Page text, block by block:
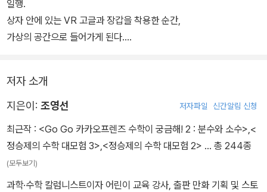
일행.
상자 안에 있는 VR 고글과 장갑을 착용한 순간,
가상의 공간으로 들어가게 된다.
저자 소개
지은이: 조영선 저자파일 신간알림 신청
최근작 : <Go Go 카카오프렌즈 수학이 궁금해! 2 : 분수와 소수>,<
정승제의 수학 대모험 3>,<정승제의 수학 대모험 2> … 총 244종
(모두보기)
과학·수학 칼럼니스트이자 어린이 교육 강사, 출판 만화 기획 및 스토